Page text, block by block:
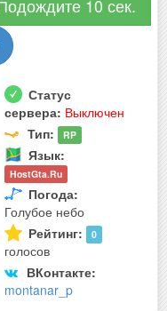
10 сек.
Статус
сервера: Выключен
Тип: RP
Язык:
HostGta.Ru
Погода:
Голубое небо
Рейтинг: 0
голосов
ВКонтакте:
montanar_p